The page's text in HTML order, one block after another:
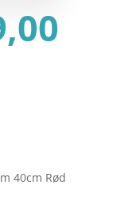
40cm Rød